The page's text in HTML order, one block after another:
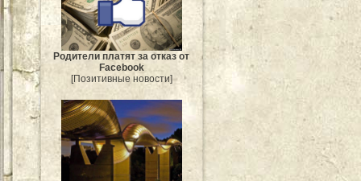
Родители платят за отказ от
Facebook
[Позитивные новости]